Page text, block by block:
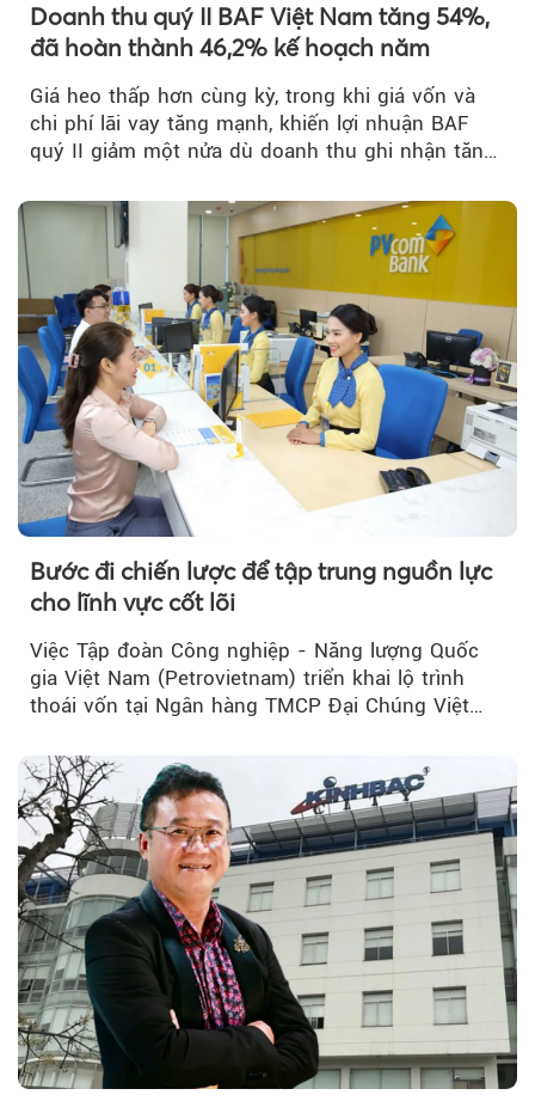
Doanh thu quý II BAF Việt Nam tăng 54%,
đã hoàn thành 46,2% kế hoạch năm
Giá heo thấp hơn cùng kỳ, trong khi giá vốn và
chi phí lãi vay tăng mạnh, khiến lợi nhuận BAF
quý II giảm một nửa dù doanh thu ghi nhận tăng
Bước đi chiến lược để tập trung nguồn lực
cho lĩnh vực cốt lõi
Việc Tập đoàn Công nghiệp - Năng lượng Quốc
gia Việt Nam (Petrovietnam) triển khai lộ trình
thoái vốn tại Ngân hàng TMCP Đại Chúng Việt